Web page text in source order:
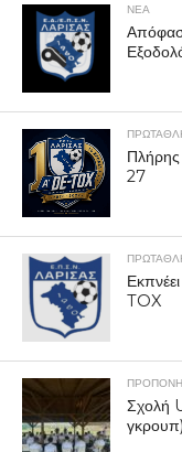
ΝΕΑ
27
TOX
Σχολή
γκρουπ)